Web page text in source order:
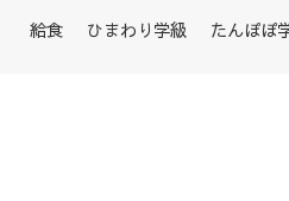
給食 ひまわり学級 たんぽぽ